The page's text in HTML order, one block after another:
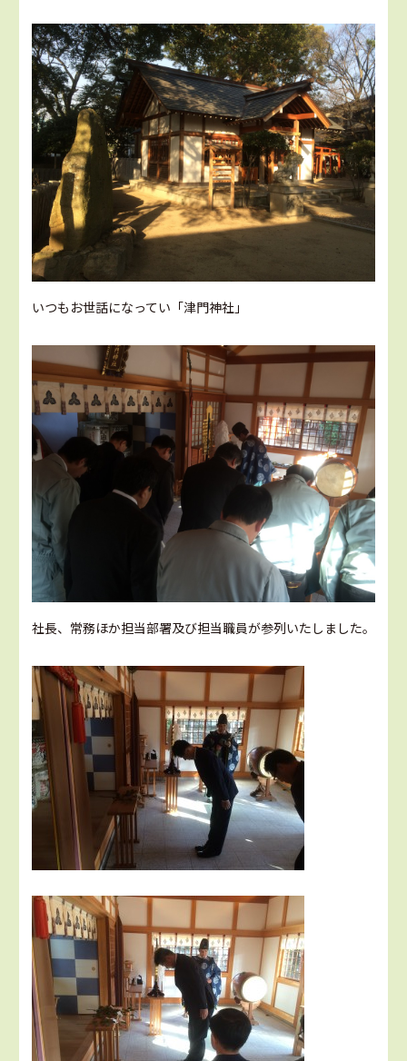
いつもお世話になってい「津門神社」
社長、常務ほか担当部署及び担当職員が参列いたしました。